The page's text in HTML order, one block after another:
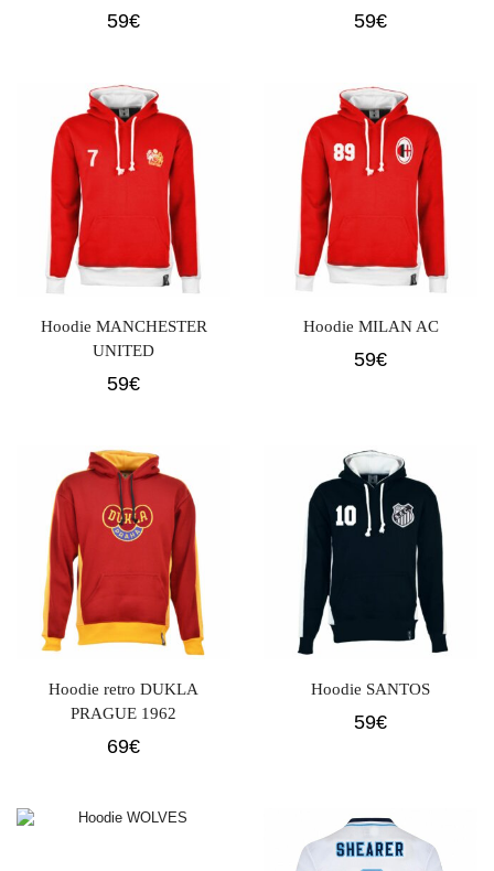
59€ 59€
Hoodie MANCHESTER
UNITED
59€
Hoodie MILAN AC
59€
Hoodie retro DUKLA
PRAGUE 1962
69€
Hoodie SANTOS
59€